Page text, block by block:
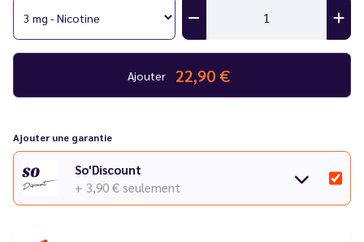
Ajouter 22,90 €
Ajouter une garantie
So'Discount
+ 3,90 € seulement